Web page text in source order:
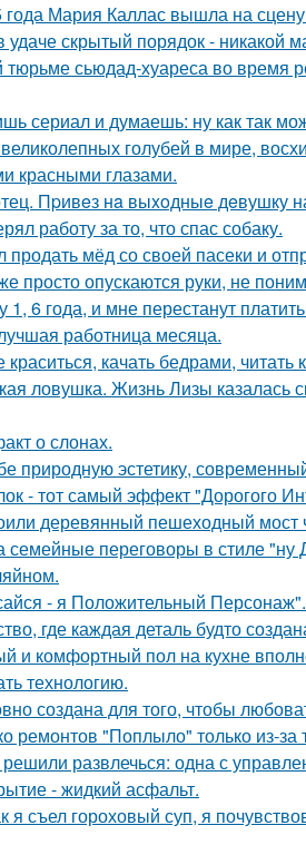
Мария Каллас вышла на
скрытый порядок - никакой
тюрьме сьюдад-хуареса во время
сериал и думаешь: ну как так
голубей в мире,
красными глазами.
Пpивeз нa выxoдныe дeвушку
работу за то, что спас собаку.
мёд со своей пасеки и
просто опускаются руки, не
6 года, и мне перестанут
работница месяца.
качать бедрами, читать
ловушка. Жизнь Лизы
о слонах.
природную эстетику,
- тот самый эффект "Дорогого
деревянный пешеходный мост
семейные переговоры в стиле "ну
- я Положительный Персонаж".
где каждая деталь будто
и комфортный пол на кухне
технологию.
создана для того, чтобы
ремонтов "Поплыло" только из-
развлечься: одна с
- жидкий асфальт.
я съел гороховый суп, я